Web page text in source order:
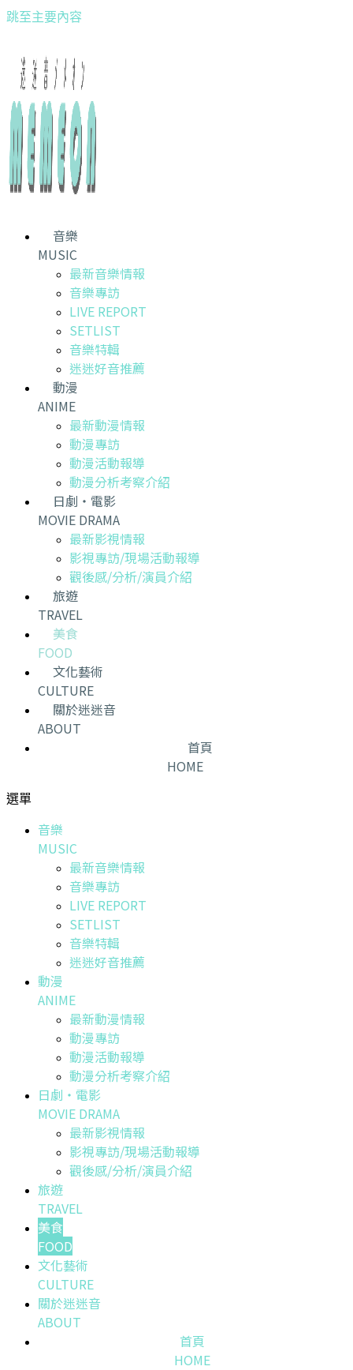
跳至主要內容
音樂
MUSIC
最新音樂情報
音樂專訪
LIVE REPORT
SETLIST
音樂特輯
迷迷好音推薦
動漫
ANIME
最新動漫情報
動漫專訪
動漫活動報導
動漫分析考察介紹
日劇・電影
MOVIE DRAMA
最新影視情報
影視專訪/現場活動報導
觀後感/分析/演員介紹
旅遊
TRAVEL
美食
FOOD
文化藝術
CULTURE
關於迷迷音
ABOUT
首頁
HOME
選單
音樂
MUSIC
最新音樂情報
音樂專訪
LIVE REPORT
SETLIST
音樂特輯
迷迷好音推薦
動漫
ANIME
最新動漫情報
動漫專訪
動漫活動報導
動漫分析考察介紹
日劇・電影
MOVIE DRAMA
最新影視情報
影視專訪/現場活動報導
觀後感/分析/演員介紹
旅遊
TRAVEL
美食
FOOD
文化藝術
CULTURE
關於迷迷音
ABOUT
首頁
HOME